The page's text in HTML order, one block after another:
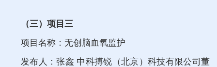
（三）项目三
项目名称：无创脑血氧监护
发布人：张鑫 中科搏锐（北京）科技有限公司董